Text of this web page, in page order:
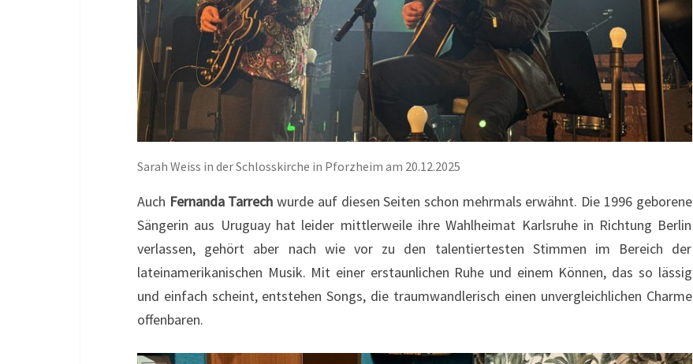
Sarah Weiss in der Schlosskirche in Pforzheim am 20.12.2025
Auch Fernanda Tarrech wurde auf diesen Seiten schon mehrmals erwähnt. Die 1996 geborene
Sängerin aus Uruguay hat leider mittlerweile ihre Wahlheimat Karlsruhe in Richtung Berlin
verlassen, gehört aber nach wie vor zu den talentiertesten Stimmen im Bereich der
lateinamerikanischen Musik. Mit einer erstaunlichen Ruhe und einem Können, das so lässig
und einfach scheint, entstehen Songs, die traumwandlerisch einen unvergleichlichen Charme
offenbaren.